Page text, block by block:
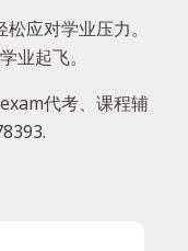
应对学业压力。
业起飞。
代考、课程辅